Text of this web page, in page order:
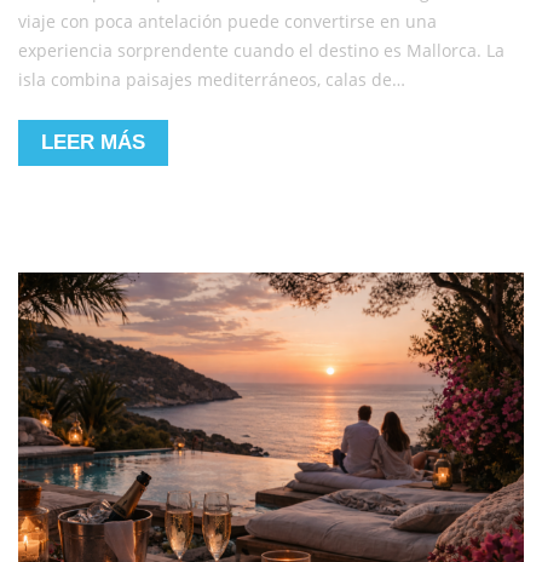
viaje con poca antelación puede convertirse en una
experiencia sorprendente cuando el destino es Mallorca. La
isla combina paisajes mediterráneos, calas de…
LEER MÁS